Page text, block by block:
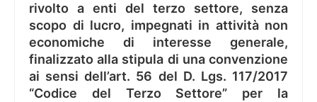
rivolto a enti del terzo settore, senza
scopo di lucro, impegnati in attività non
economiche di interesse generale,
finalizzato alla stipula di una convenzione
ai sensi dell’art. 56 del D. Lgs. 117/2017
“Codice del Terzo Settore” per la